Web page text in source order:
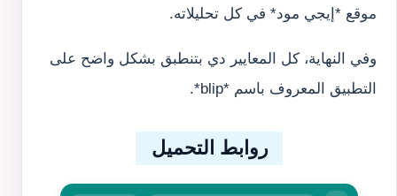
موقع *إيجي مود* في كل تحليلاته.
وفي النهاية، كل المعايير دي بتنطبق بشكل واضح على
التطبيق المعروف باسم *blip*.
روابط التحميل